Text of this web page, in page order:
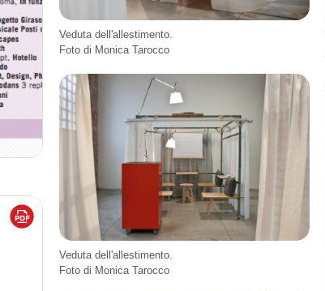
Veduta dell'allestimento.
Foto di Monica Tarocco
Veduta dell'allestimento.
Foto di Monica Tarocco